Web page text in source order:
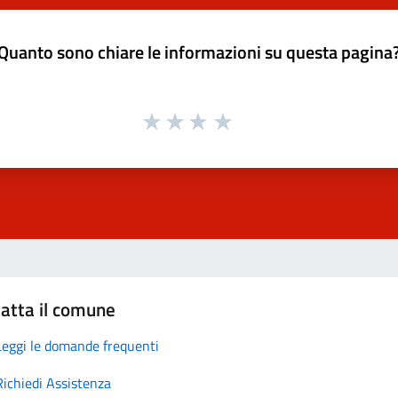
sono chiare le informazioni su questa
il comune
le domande frequenti
Assistenza